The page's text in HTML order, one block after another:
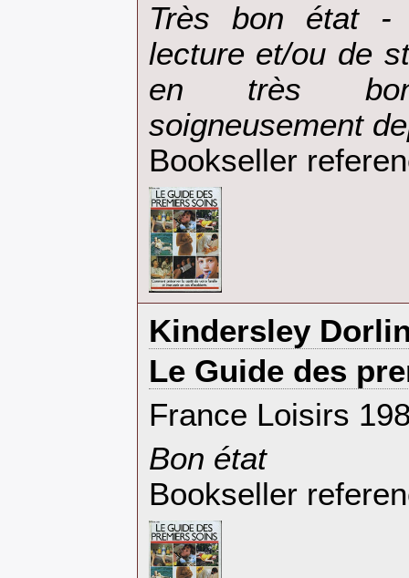
‎Très bon état -
lecture et/ou de
en très
soigneusement
Bookseller
‎Kindersley
‎Le Guide des
‎France Loisirs
‎Bon état‎
Bookseller